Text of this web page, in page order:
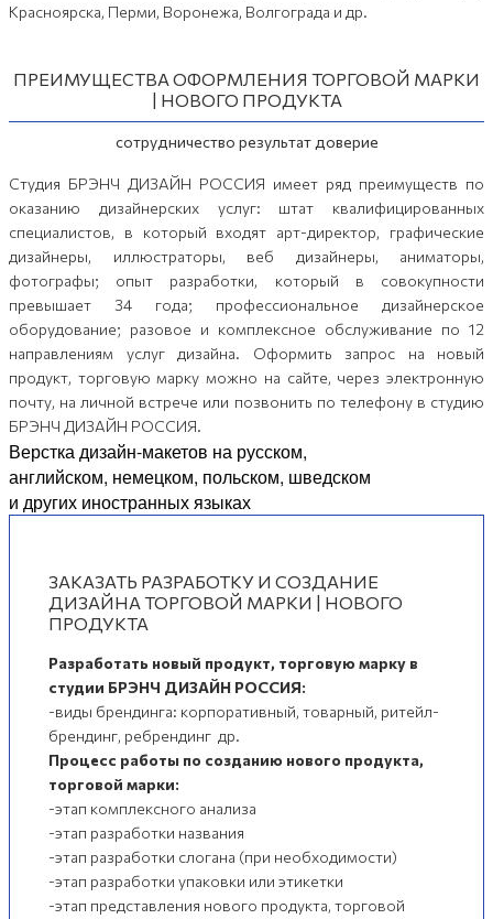
Красноярска, Перми, Воронежа, Волгограда и др.
ПРЕИМУЩЕСТВА ОФОРМЛЕНИЯ ТОРГОВОЙ МАРКИ
| НОВОГО ПРОДУКТА
сотрудничество результат доверие
Студия БРЭНЧ ДИЗАЙН РОССИЯ имеет ряд преимуществ по
оказанию дизайнерских услуг: штат квалифицированных
специалистов, в который входят арт-директор, графические
дизайнеры, иллюстраторы, веб дизайнеры, аниматоры,
фотографы; опыт разработки, который в совокупности
превышает 34 года; профессиональное дизайнерское
оборудование; разовое и комплексное обслуживание по 12
направлениям услуг дизайна. Оформить запрос на новый
продукт, торговую марку можно на сайте, через электронную
почту, на личной встрече или позвонить по телефону в студию
БРЭНЧ ДИЗАЙН РОССИЯ.
Верстка дизайн-макетов на русском,
английском, немецком, польском, шведском
и других иностранных языках
ЗАКАЗАТЬ РАЗРАБОТКУ И СОЗДАНИЕ
ДИЗАЙНА ТОРГОВОЙ МАРКИ | НОВОГО
ПРОДУКТА
Разработать новый продукт, торговую марку в
студии БРЭНЧ ДИЗАЙН РОССИЯ:
-виды брендинга: корпоративный, товарный, ритейл-
брендинг, ребрендинг др.
Процесс работы по созданию нового продукта,
торговой марки:
-этап комплексного анализа
-этап разработки названия
-этап разработки слогана (при необходимости)
-этап разработки упаковки или этикетки
-этап представления нового продукта, торговой